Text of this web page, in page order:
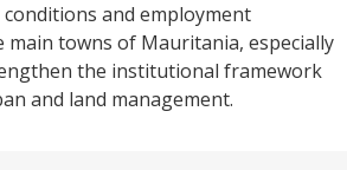
and employment
towns of Mauritania, especially
the institutional framework
and land management.